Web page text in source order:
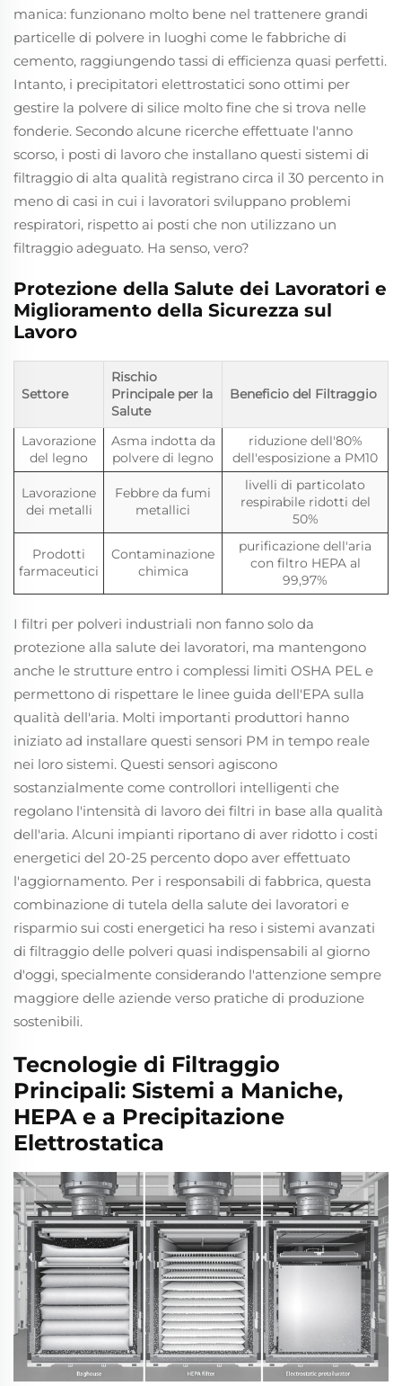
manica: funzionano molto bene nel trattenere grandi
particelle di polvere in luoghi come le fabbriche di
cemento, raggiungendo tassi di efficienza quasi perfetti.
Intanto, i precipitatori elettrostatici sono ottimi per
gestire la polvere di silice molto fine che si trova nelle
fonderie. Secondo alcune ricerche effettuate l'anno
scorso, i posti di lavoro che installano questi sistemi di
filtraggio di alta qualità registrano circa il 30 percento in
meno di casi in cui i lavoratori sviluppano problemi
respiratori, rispetto ai posti che non utilizzano un
filtraggio adeguato. Ha senso, vero?
Protezione della Salute dei Lavoratori e
Miglioramento della Sicurezza sul
Lavoro
Settore
Rischio
Principale per la
Salute
Beneficio del Filtraggio
Lavorazione
del legno
Asma indotta da
polvere di legno
riduzione dell'80%
dell'esposizione a PM10
Lavorazione
dei metalli
Febbre da fumi
metallici
livelli di particolato
respirabile ridotti del
50%
Prodotti
farmaceutici
Contaminazione
chimica
purificazione dell'aria
con filtro HEPA al
99,97%
I filtri per polveri industriali non fanno solo da
protezione alla salute dei lavoratori, ma mantengono
anche le strutture entro i complessi limiti OSHA PEL e
permettono di rispettare le linee guida dell'EPA sulla
qualità dell'aria. Molti importanti produttori hanno
iniziato ad installare questi sensori PM in tempo reale
nei loro sistemi. Questi sensori agiscono
sostanzialmente come controllori intelligenti che
regolano l'intensità di lavoro dei filtri in base alla qualità
dell'aria. Alcuni impianti riportano di aver ridotto i costi
energetici del 20-25 percento dopo aver effettuato
l'aggiornamento. Per i responsabili di fabbrica, questa
combinazione di tutela della salute dei lavoratori e
risparmio sui costi energetici ha reso i sistemi avanzati
di filtraggio delle polveri quasi indispensabili al giorno
d'oggi, specialmente considerando l'attenzione sempre
maggiore delle aziende verso pratiche di produzione
sostenibili.
Tecnologie di Filtraggio
Principali: Sistemi a Maniche,
HEPA e a Precipitazione
Elettrostatica